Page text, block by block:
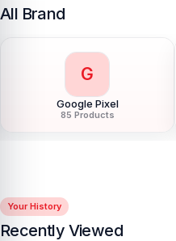
All Brand
G
Google Pixel
85 Products
Your History
Recently Viewed